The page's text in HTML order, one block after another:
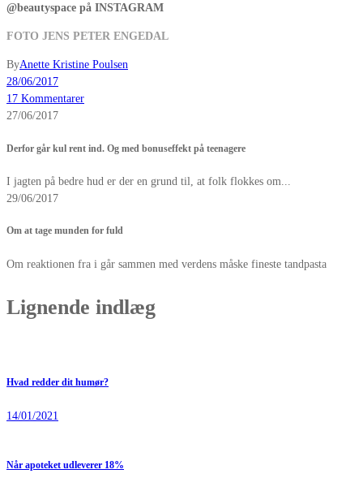
@beautyspace på INSTAGRAM
FOTO JENS PETER ENGEDAL
ByAnette Kristine Poulsen
28/06/2017
17 Kommentarer
27/06/2017
Derfor går kul rent ind. Og med bonuseffekt på teenagere
I jagten på bedre hud er der en grund til, at folk flokkes om...
29/06/2017
Om at tage munden for fuld
Om reaktionen fra i går sammen med verdens måske fineste tandpasta
Lignende indlæg
Hvad redder dit humør?
14/01/2021
Når apoteket udleverer 18%